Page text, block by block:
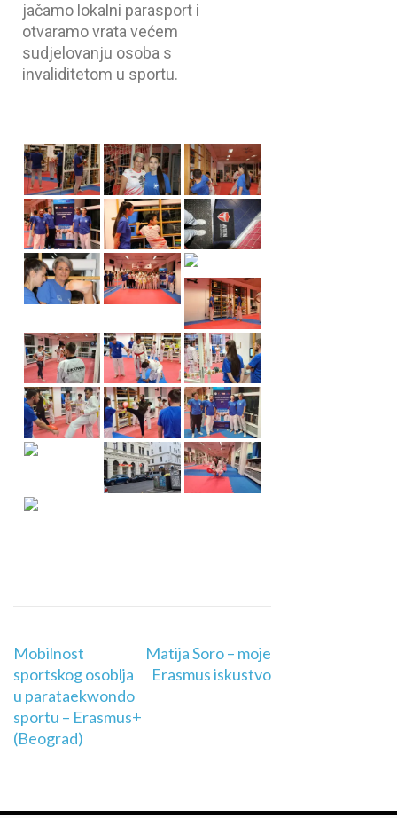
jačamo lokalni parasport i
otvaramo vrata većem
sudjelovanju osoba s
invaliditetom u sportu.
Mobilnost
sportskog osoblja
u parataekwondo
sportu – Erasmus+
(Beograd)
Matija Soro – moje
Erasmus iskustvo